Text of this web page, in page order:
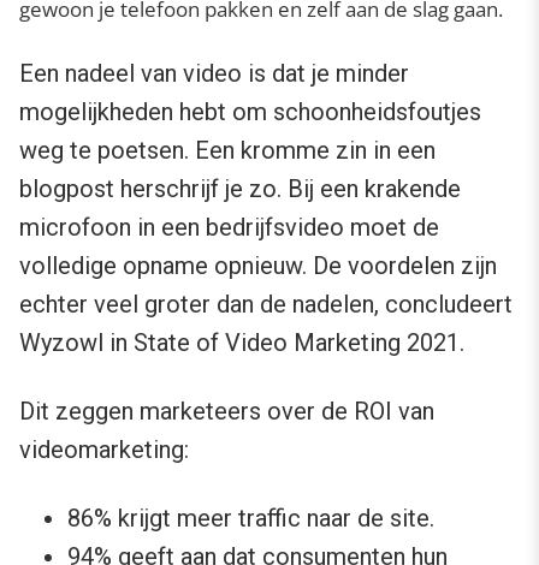
gewoon je telefoon pakken en zelf aan de slag gaan.
Een nadeel van video is dat je minder
mogelijkheden hebt om schoonheidsfoutjes
weg te poetsen. Een kromme zin in een
blogpost herschrijf je zo. Bij een krakende
microfoon in een bedrijfsvideo moet de
volledige opname opnieuw. De voordelen zijn
echter veel groter dan de nadelen, concludeert
Wyzowl in State of Video Marketing 2021.
Dit zeggen marketeers over de ROI van
videomarketing:
86% krijgt meer traffic naar de site.
94% geeft aan dat consumenten hun